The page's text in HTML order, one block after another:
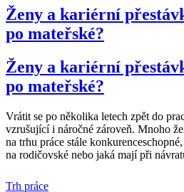
Ženy a kariérní
po mateřské?
Ženy a kariérní
po mateřské?
Vrátit se po několika letech zpět do
vzrušující i náročné zároveň. Mnoho
na trhu práce stále
na rodičovské nebo jaká mají při
Trh práce